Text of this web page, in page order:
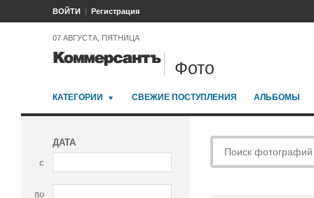
ВОЙТИ Регистрация
07 АВГУСТА, ПЯТНИЦА
Фото
КАТЕГОРИИ СВЕЖИЕ ПОСТУПЛЕНИЯ АЛЬБОМЫ
ДАТА
с
по